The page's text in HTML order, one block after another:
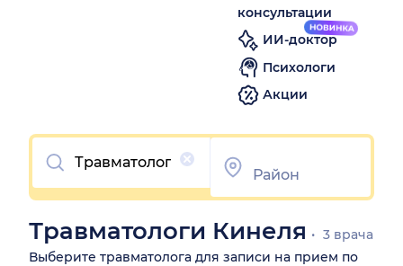
консультации
ИИ-доктор
Психологи
Акции
Очистить
Травматологи Кинеля
3 врача
Выберите травматолога для записи на прием по